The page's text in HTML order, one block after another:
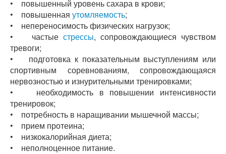
• повышенный уровень сахара в крови;
• повышенная утомляемость;
• непереносимость физических нагрузок;
• частые стрессы, сопровождающиеся чувством
тревоги;
• подготовка к показательным выступлениям или
спортивным соревнованиям, сопровождающаяся
нервозностью и изнурительными тренировками;
• необходимость в повышении интенсивности
тренировок;
• потребность в наращивании мышечной массы;
• прием протеина;
• низкокалорийная диета;
• неполноценное питание.